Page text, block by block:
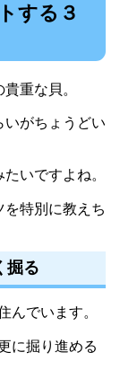
する３
重な貝。
いがちょうどい
いですよね。
特別に教えち
掘る
んでいます。
に掘り進める